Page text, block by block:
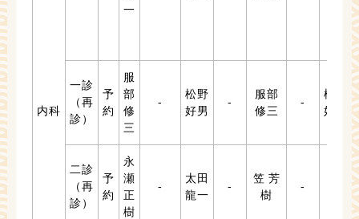
内科
一
一診
（再
診）
予
約
服
部
修
三
-
松野
好男
-
服部
修三
-
松野
好男
二診
（再
診）
予
約
永
瀬
正
樹
-
太田
龍一
-
笠 芳
樹
-